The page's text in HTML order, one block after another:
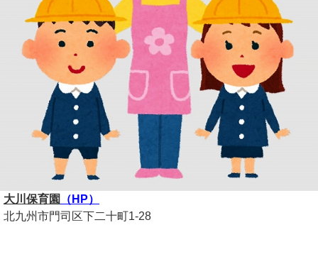
大川保育園
（HP）
北九州市門司区下二十町1-28